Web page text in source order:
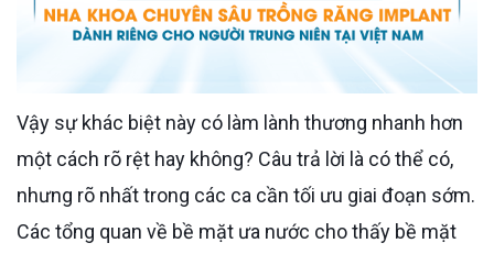
Vậy sự khác biệt này có làm lành thương nhanh hơn
một cách rõ rệt hay không? Câu trả lời là có thể có,
nhưng rõ nhất trong các ca cần tối ưu giai đoạn sớm.
Các tổng quan về bề mặt ưa nước cho thấy bề mặt